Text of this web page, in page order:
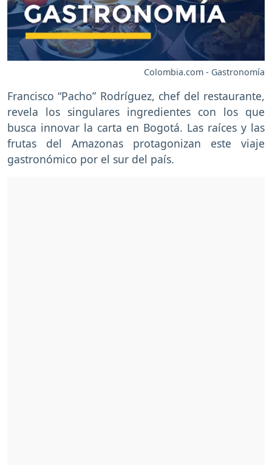
Colombia.com - Gastronomía
Francisco “Pacho” Rodríguez, chef del restaurante,
revela los singulares ingredientes con los que
busca innovar la carta en Bogotá. Las raíces y las
frutas del Amazonas protagonizan este viaje
gastronómico por el sur del país.